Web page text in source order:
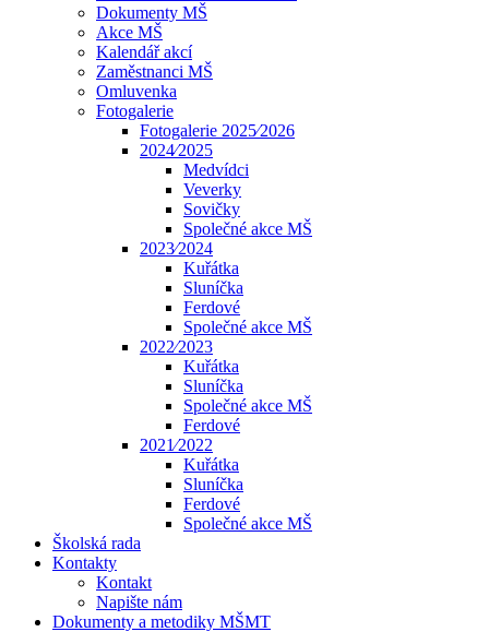
Dokumenty MŠ
Akce MŠ
Kalendář akcí
Zaměstnanci MŠ
Omluvenka
Fotogalerie
Fotogalerie 2025⁄2026
2024⁄2025
Medvídci
Veverky
Sovičky
Společné akce MŠ
2023⁄2024
Kuřátka
Sluníčka
Ferdové
Společné akce MŠ
2022⁄2023
Kuřátka
Sluníčka
Společné akce MŠ
Ferdové
2021⁄2022
Kuřátka
Sluníčka
Ferdové
Společné akce MŠ
Školská rada
Kontakty
Kontakt
Napište nám
Dokumenty a metodiky MŠMT